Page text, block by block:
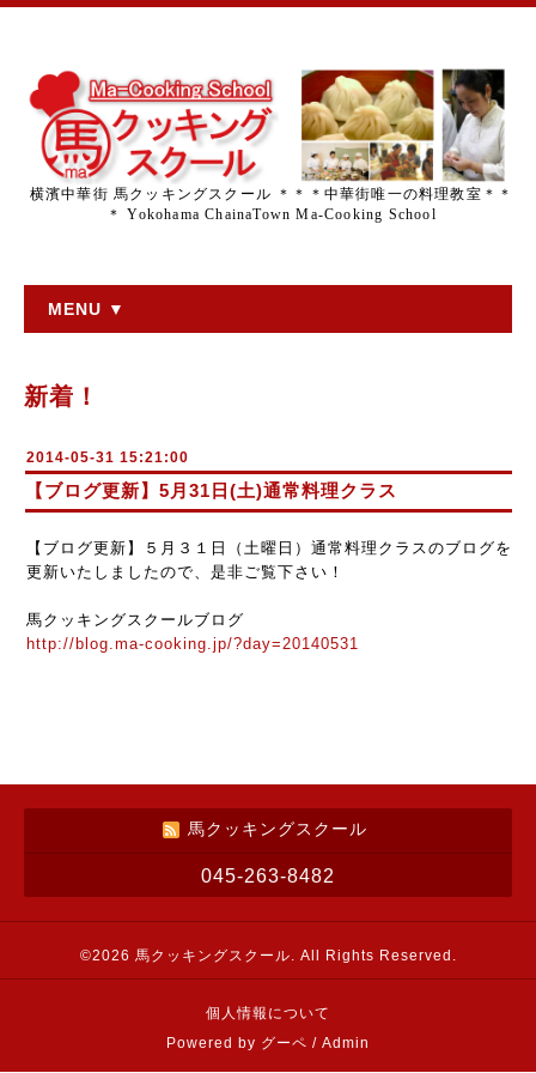
横濱中華街 馬クッキングスクール ＊＊＊中華街唯一の料理教室＊＊
＊ Yokohama ChainaTown Ma-Cooking School
MENU ▼
新着！
2014-05-31 15:21:00
【ブログ更新】5月31日(土)通常料理クラス
【ブログ更新】５月３１日（土曜日）通常料理クラスのブログを
更新いたしましたので、是非ご覧下さい！
馬クッキングスクールブログ
http://blog.ma-cooking.jp/?day=20140531
馬クッキングスクール
045-263-8482
©2026 馬クッキングスクール . All Rights Reserved.
個人情報について
Powered by グーペ / Admin